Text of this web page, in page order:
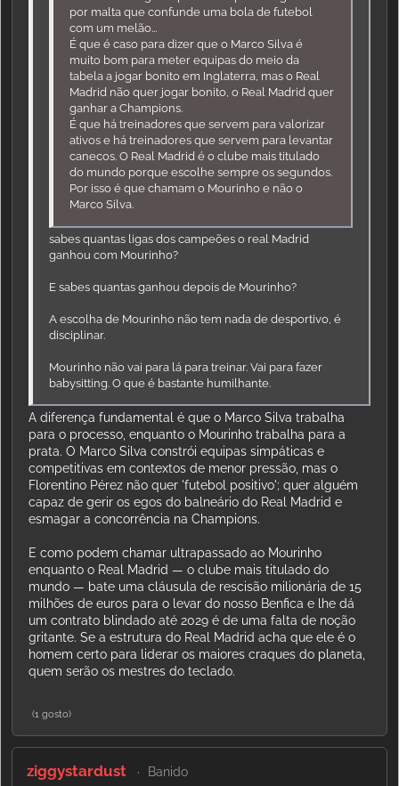
por malta que confunde uma bola de futebol
com um melão...
É que é caso para dizer que o Marco Silva é
muito bom para meter equipas do meio da
tabela a jogar bonito em Inglaterra, mas o Real
Madrid não quer jogar bonito, o Real Madrid quer
ganhar a Champions.
É que há treinadores que servem para valorizar
ativos e há treinadores que servem para levantar
canecos. O Real Madrid é o clube mais titulado
do mundo porque escolhe sempre os segundos.
Por isso é que chamam o Mourinho e não o
Marco Silva.
sabes quantas ligas dos campeões o real Madrid
ganhou com Mourinho?
E sabes quantas ganhou depois de Mourinho?
A escolha de Mourinho não tem nada de desportivo, é
disciplinar.
Mourinho não vai para lá para treinar. Vai para fazer
babysitting. O que é bastante humilhante.
A diferença fundamental é que o Marco Silva trabalha
para o processo, enquanto o Mourinho trabalha para a
prata. O Marco Silva constrói equipas simpáticas e
competitivas em contextos de menor pressão, mas o
Florentino Pérez não quer 'futebol positivo'; quer alguém
capaz de gerir os egos do balneário do Real Madrid e
esmagar a concorrência na Champions.
E como podem chamar ultrapassado ao Mourinho
enquanto o Real Madrid — o clube mais titulado do
mundo — bate uma cláusula de rescisão milionária de 15
milhões de euros para o levar do nosso Benfica e lhe dá
um contrato blindado até 2029 é de uma falta de noção
gritante. Se a estrutura do Real Madrid acha que ele é o
homem certo para liderar os maiores craques do planeta,
quem serão os mestres do teclado.
(1 gosto)
ziggystardust Banido